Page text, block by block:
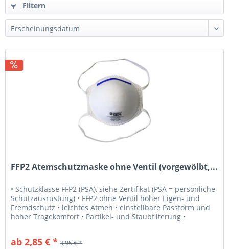
Filtern
FFP2 Atemschutzmaske ohne Ventil (vorgewölbt,...
• Schutzklasse FFP2 (PSA), siehe Zertifikat (PSA = persönliche
Schutzausrüstung) • FFP2 ohne Ventil hoher Eigen- und
Fremdschutz • leichtes Atmen • einstellbare Passform und
hoher Tragekomfort • Partikel- und Staubfilterung •
ab 2,85 € * 3,95 € *